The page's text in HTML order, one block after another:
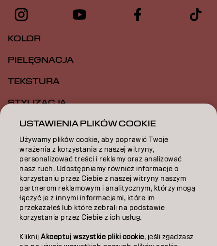
KOLOR
PIELĘGNACJA
TEKSTURA
STYLIZACJA
INSPIRACJA
EDUKACJA
O NAS
ZOSTAŃ PARTNEREM
SKONTAKTUJ SIĘ Z NAMI
USTAWIENIA PLIKÓW COOKIE
Używamy plików cookie, aby poprawić Twoje
wrażenia z korzystania z naszej witryny,
personalizować treści i reklamy oraz analizować
nasz ruch. Udostępniamy również informacje o
korzystaniu przez Ciebie z naszej witryny naszym
partnerom reklamowym i analitycznym, którzy mogą
łączyć je z innymi informacjami, które im
przekazałeś lub które zebrali na podstawie
korzystania przez Ciebie z ich usług.
KliknijAkceptuj wszystkie pliki cookie, jeśli zgadzasz